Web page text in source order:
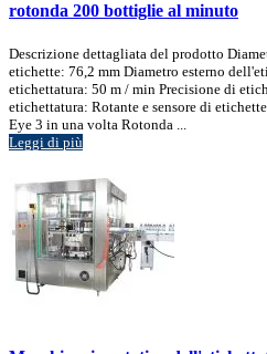
rotonda 200 bottiglie al minuto
Descrizione dettagliata del prodotto
etichette: 76,2 mm Diametro esterno
etichettatura: 50 m / min Precisione di
etichettatura: Rotante e sensore di
Eye 3 in una volta Rotonda ...
Leggi di più